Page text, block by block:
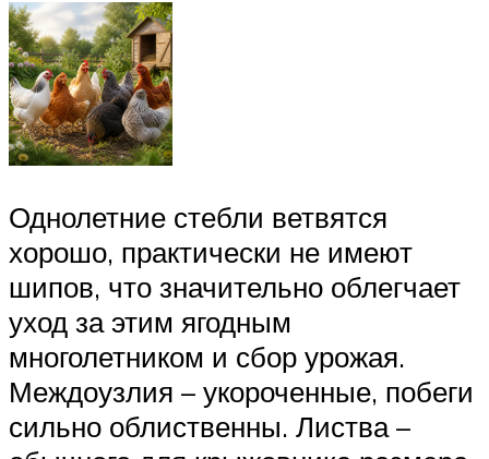
Однолетние стебли ветвятся
хорошо, практически не имеют
шипов, что значительно облегчает
уход за этим ягодным
многолетником и сбор урожая.
Междоузлия – укороченные, побеги
сильно облиственны. Листва –